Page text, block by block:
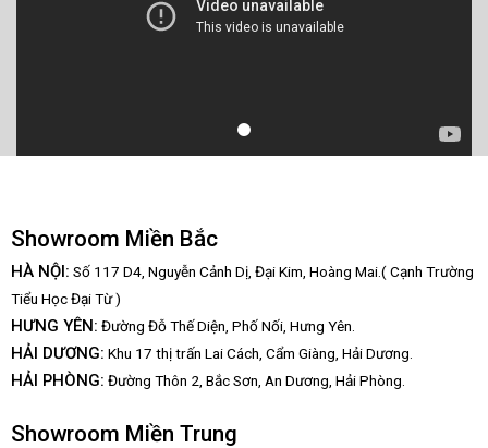
Showroom Miền Bắc
HÀ NỘI: Số 117 D4, Nguyễn Cảnh Dị, Đại Kim, Hoàng Mai.( Cạnh Trường
Tiểu Học Đại Từ )
HƯNG YÊN: Đường Đỗ Thế Diện, Phố Nối, Hưng Yên.
HẢI DƯƠNG: Khu 17 thị trấn Lai Cách, Cẩm Giàng, Hải Dương.
HẢI PHÒNG: Đường Thôn 2, Bắc Sơn, An Dương, Hải Phòng.
Showroom Miền Trung